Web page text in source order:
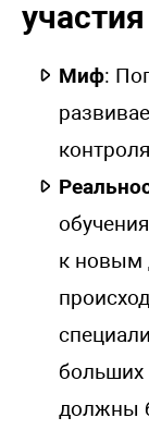
Миф:
к новым
больших
должны